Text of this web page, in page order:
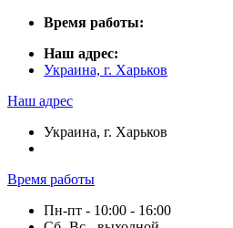
Время работы:
Наш адрес:
Украина, г. Харьков
Наш адрес
Украина, г. Харьков
Время работы
Пн-пт - 10:00 - 16:00